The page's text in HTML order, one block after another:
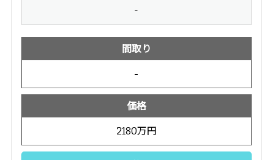
-
間取り
-
価格
2180万円